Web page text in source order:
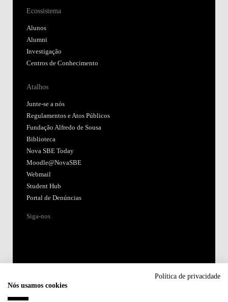
Ecossistema
Alunos
Alumni
Investigação
Centros de Conhecimento
Atalhos
Junte-se a nós
Regulamentos e Atos Públicos
Fundação Alfredo de Sousa
Biblioteca
Nova SBE Today
Moodle@NovaSBE
Webmail
Student Hub
Portal de Denúncias
Siga-nos
Política de privacidade
Nós usamos cookies